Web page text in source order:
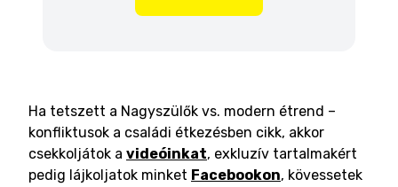
Ha tetszett a Nagyszülők vs. modern étrend –
konfliktusok a családi étkezésben cikk, akkor
csekkoljátok a videóinkat, exkluzív tartalmakért
pedig lájkoljatok minket Facebookon, kövessetek